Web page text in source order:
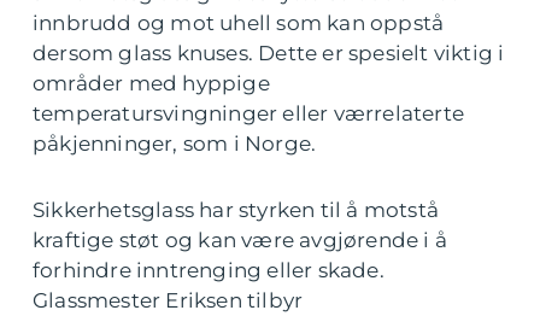
innbrudd og mot uhell som kan oppstå
dersom glass knuses. Dette er spesielt viktig i
områder med hyppige
temperatursvingninger eller værrelaterte
påkjenninger, som i Norge.
Sikkerhetsglass har styrken til å motstå
kraftige støt og kan være avgjørende i å
forhindre inntrenging eller skade.
Glassmester Eriksen tilbyr